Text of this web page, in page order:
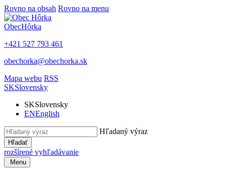
Rovno na obsah Rovno na menu
ObecHôrka
+421 527 793 461
obechorka@obechorka.sk
Mapa webu RSS
SKSlovensky
SKSlovensky
ENEnglish
Hľadaný výraz
Hľadať
rozšírené vyhľadávanie
Menu